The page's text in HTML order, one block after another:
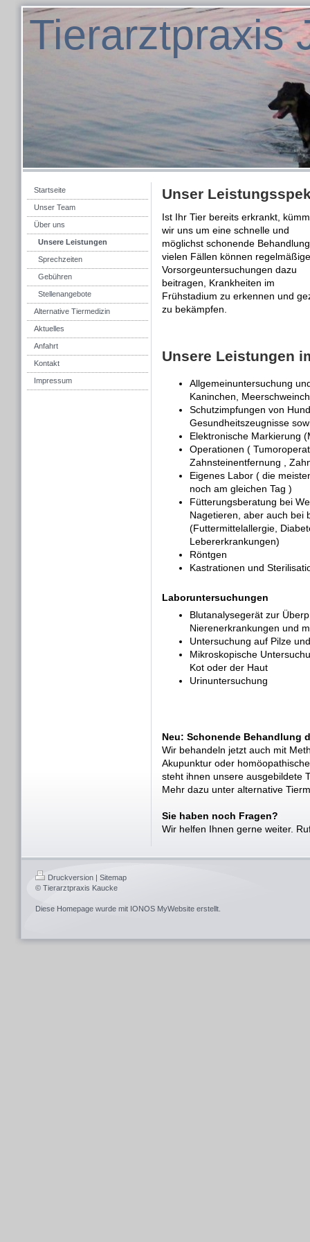
Tierarztpraxis
Startseite
Unser Team
Über uns
Unsere Leistungen
Sprechzeiten
Gebühren
Stellenangebote
Alternative Tiermedizin
Aktuelles
Anfahrt
Kontakt
Impressum
Unser
Ist Ihr Tier bereits erkrankt,
wir uns um eine schnelle und
möglichst schonende
vielen Fällen können regelmäßige
Vorsorgeuntersuchungen dazu
beitragen, Krankheiten im
Frühstadium zu erkennen und
zu bekämpfen.
Unsere Leistungen
Allgemeinuntersuchung
Kaninchen,
Schutzimpfungen von
Gesundheitszeugnisse
Elektronische Markierung
Operationen (
Zahnsteinentfernung ,
Eigenes Labor ( die
noch am gleichen Tag )
Fütterungsberatung bei
Nagetieren, aber auch bei
(Futtermittelallergie,
Lebererkrankungen)
Röntgen
Kastrationen und
Laboruntersuchungen
Blutanalysegerät zur
Nierenerkrankungen und
Untersuchung auf Pilze
Mikroskopische
Kot oder der Haut
Urinuntersuchung
Neu: Schonende Behandlung
Wir behandeln jetzt auch mit
Akupunktur oder
steht ihnen unsere ausgebildete
Mehr dazu unter alternative
Sie haben noch Fragen?
Wir helfen Ihnen gerne weiter.
Druckversion | Sitemap
© Tierarztpraxis Kaucke
Diese Homepage wurde mit IONOS MyWebsite erstellt.